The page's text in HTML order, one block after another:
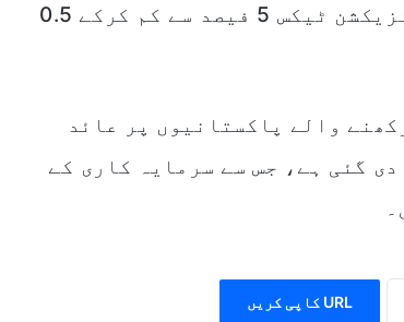
ذریعے بیرون ملک ادائیگیوں پر عائد ٹرانزیکشن ٹیکس 5 فیصد سے کم کرکے 0.5
والے پاکستانیوں پر عائد
گئی ہے، جس سے سرمایہ کاری کے
URL کاپی کریں